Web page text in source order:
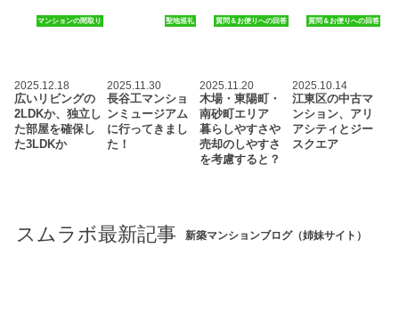
マンションの間取り
2025.12.18
広いリビングの
2LDKか、独立し
た部屋を確保し
た3LDKか
聖地巡礼
2025.11.30
長谷工マンショ
ンミュージアム
に行ってきまし
た！
質問＆お便りへの回答
2025.11.20
木場・東陽町・
南砂町エリア
暮らしやすさや
売却のしやすさ
を考慮すると？
質問＆お便りへの回答
2025.10.14
江東区の中古マ
ンション、アリ
アシティとジー
スクエア
スムラボ最新記事 新築マンションブログ（姉妹サイト）